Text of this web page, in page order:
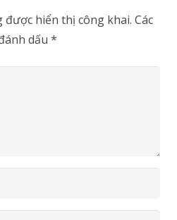
MỀM
được hiển thị công khai. Các
dấu *